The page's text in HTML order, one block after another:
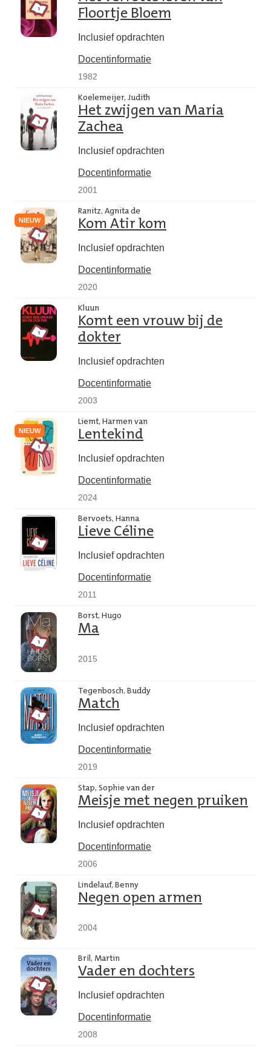
Floortje Bloem
Inclusief opdrachten
Docentinformatie
1982
Koelemeijer, Judith
Het zwijgen van Maria
Zachea
Inclusief opdrachten
Docentinformatie
2001
NIEUW
Ranitz, Agnita de
Kom Atir kom
Inclusief opdrachten
Docentinformatie
2020
Kluun
Komt een vrouw bij de
dokter
Inclusief opdrachten
Docentinformatie
2003
NIEUW
Liemt, Harmen van
Lentekind
Inclusief opdrachten
Docentinformatie
2024
Bervoets, Hanna
Lieve Céline
Inclusief opdrachten
Docentinformatie
2011
Borst, Hugo
Ma
2015
Tegenbosch, Buddy
Match
Inclusief opdrachten
Docentinformatie
2019
Stap, Sophie van der
Meisje met negen pruiken
Inclusief opdrachten
Docentinformatie
2006
Lindelauf, Benny
Negen open armen
2004
Bril, Martin
Vader en dochters
Inclusief opdrachten
Docentinformatie
2008